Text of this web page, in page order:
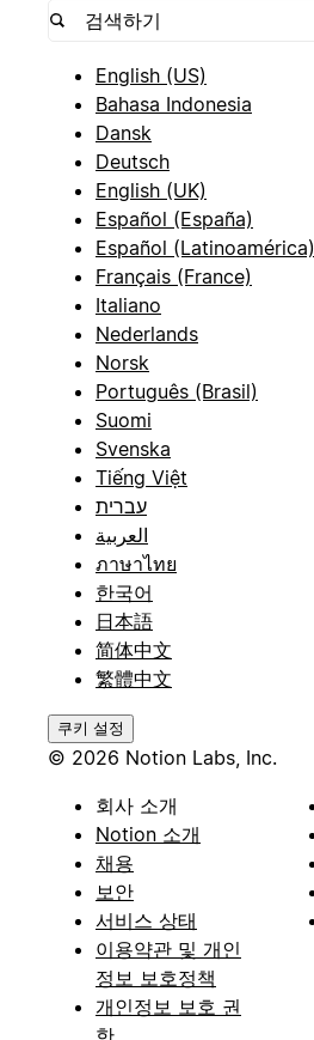
English (US)
Bahasa Indonesia
Dansk
Deutsch
English (UK)
Español (España)
Español (Latinoamérica)
Français (France)
Italiano
Nederlands
Norsk
Português (Brasil)
Suomi
Svenska
Tiếng Việt
עברית
العربية
ภาษาไทย
한국어
日本語
简体中文
繁體中文
쿠키 설정
© 2026 Notion Labs, Inc.
회사 소개
Notion 소개
채용
보안
서비스 상태
이용약관 및 개인
정보 보호정책
개인정보 보호 권